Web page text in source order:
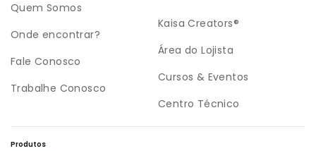
Quem Somos
Onde encontrar?
Fale Conosco
Trabalhe Conosco
Kaisa Creators®
Área do Lojista
Cursos & Eventos
Centro Técnico
Produtos